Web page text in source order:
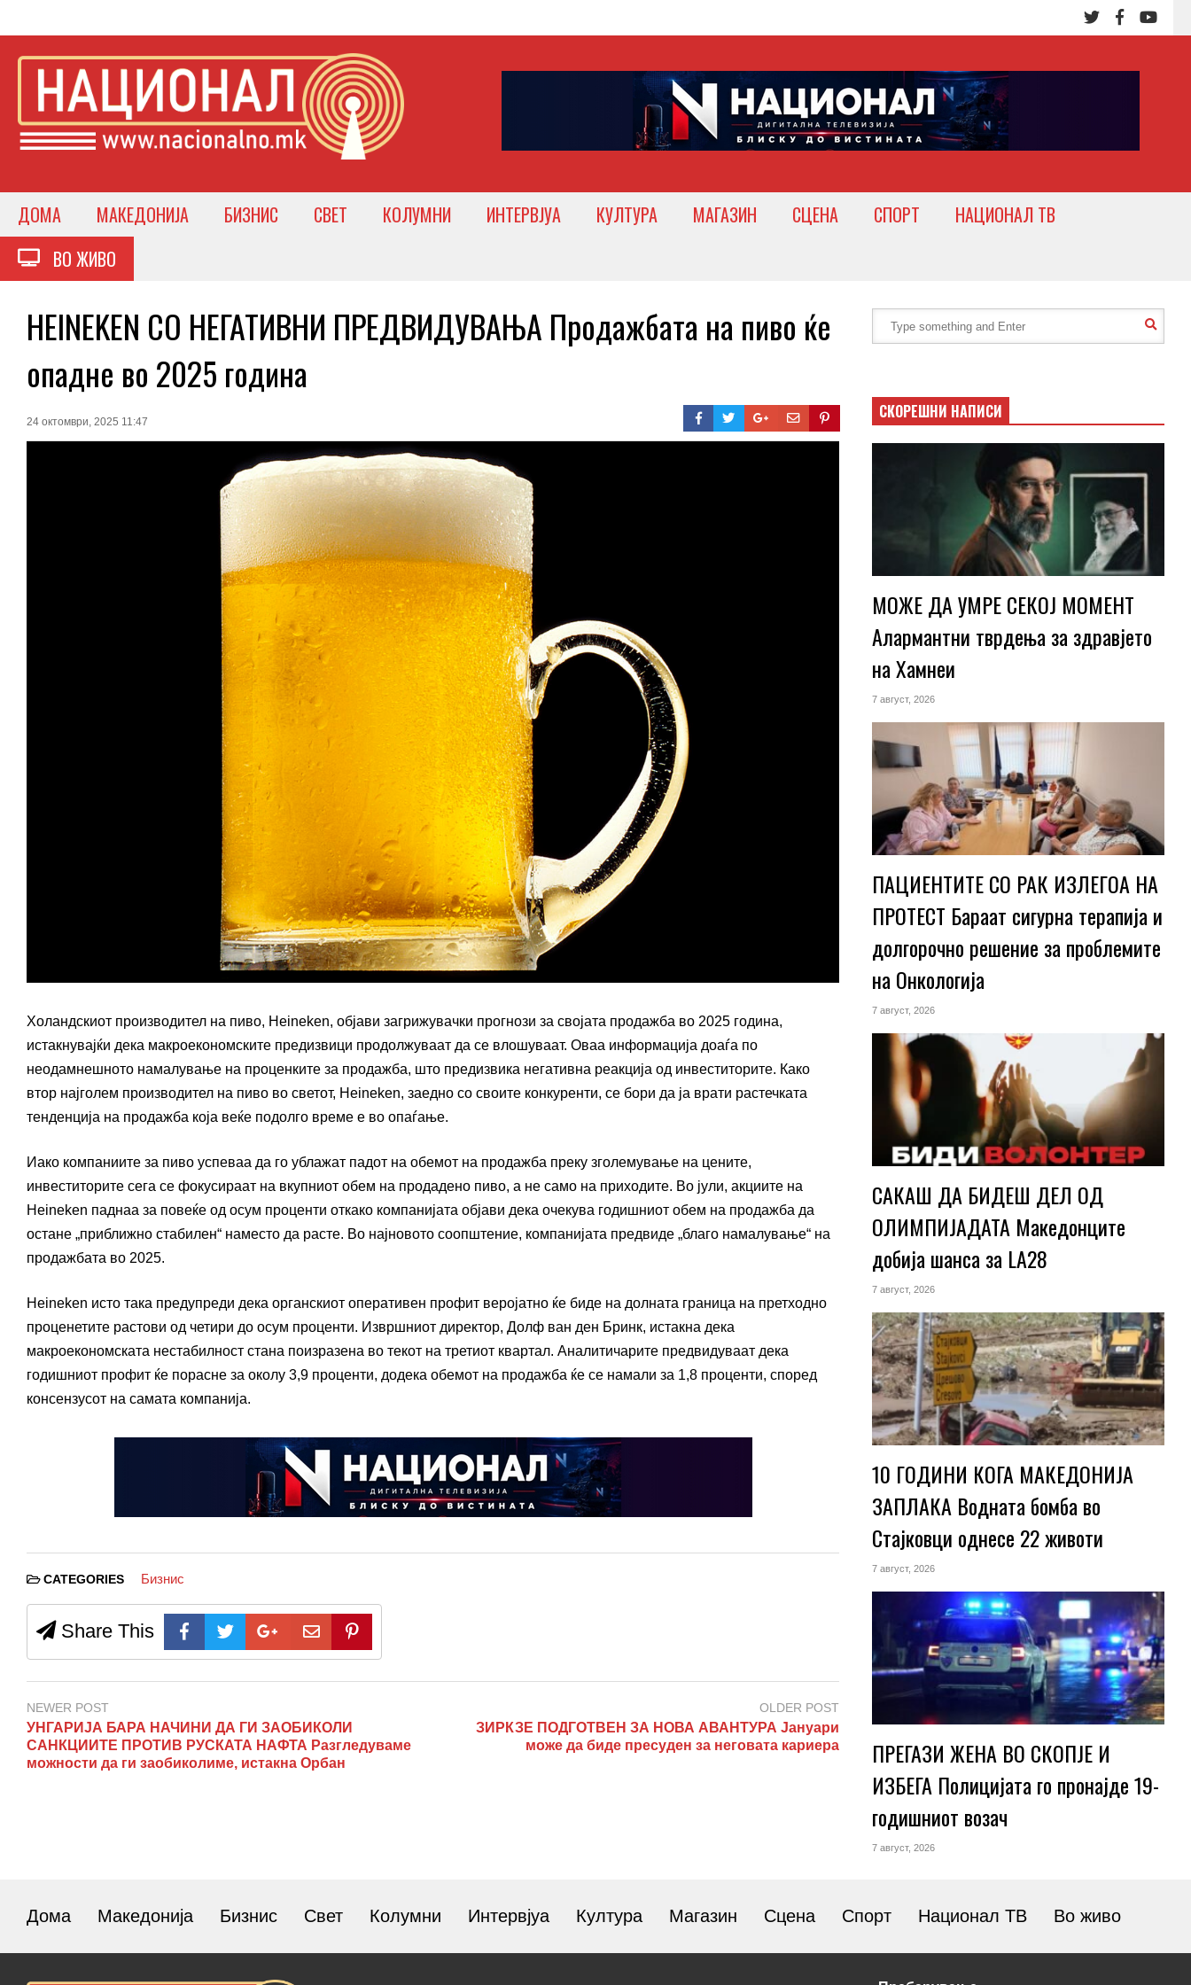
ДОМА МАКЕДОНИЈА БИЗНИС СВЕТ КОЛУМНИ ИНТЕРВЈУА КУЛТУРА МАГАЗИН СЦЕНА СПОРТ
НАЦИОНАЛ ТВ
ВО ЖИВО
HEINEKEN СО НЕГАТИВНИ ПРЕДВИДУВАЊА Продажбата на пиво ќе
опадне во 2025 година
24 октомври, 2025 11:47
Холандскиот производител на пиво, Heineken, објави загрижувачки прогнози за својата продажба во 2025 година,
истакнувајќи дека макроекономските предизвици продолжуваат да се влошуваат. Оваа информација доаѓа по
неодамнешното намалување на проценките за продажба, што предизвика негативна реакција од инвеститорите. Како
втор најголем производител на пиво во светот, Heineken, заедно со своите конкуренти, се бори да ја врати растечката
тенденција на продажба која веќе подолго време е во опаѓање.
Иако компаниите за пиво успеваа да го ублажат падот на обемот на продажба преку зголемување на цените,
инвеститорите сега се фокусираат на вкупниот обем на продадено пиво, а не само на приходите. Во јули, акциите на
Heineken паднаа за повеќе од осум проценти откако компанијата објави дека очекува годишниот обем на продажба да
остане „приближно стабилен“ наместо да расте. Во најновото соопштение, компанијата предвиде „благо намалување“ на
продажбата во 2025.
Heineken исто така предупреди дека органскиот оперативен профит веројатно ќе биде на долната граница на претходно
проценетите растови од четири до осум проценти. Извршниот директор, Долф ван ден Бринк, истакна дека
макроекономската нестабилност стана поизразена во текот на третиот квартал. Аналитичарите предвидуваат дека
годишниот профит ќе порасне за околу 3,9 проценти, додека обемот на продажба ќе се намали за 1,8 проценти, според
консензусот на самата компанија.
CATEGORIES Бизнис
Share This
NEWER POST
УНГАРИЈА БАРА НАЧИНИ ДА ГИ ЗАОБИКОЛИ
САНКЦИИТЕ ПРОТИВ РУСКАТА НАФТА Разгледуваме
можности да ги заобиколиме, истакна Орбан
OLDER POST
ЗИРКЗЕ ПОДГОТВЕН ЗА НОВА АВАНТУРА Јануари
може да биде пресуден за неговата кариера
СКОРЕШНИ НАПИСИ
МОЖЕ ДА УМРЕ СЕКОЈ МОМЕНТ
Алармантни тврдења за здравјето
на Хамнеи
7 август, 2026
ПАЦИЕНТИТЕ СО РАК ИЗЛЕГОА НА
ПРОТЕСТ Бараат сигурна терапија и
долгорочно решение за проблемите
на Онкологија
7 август, 2026
САКАШ ДА БИДЕШ ДЕЛ ОД
ОЛИМПИЈАДАТА Македонците
добија шанса за LA28
7 август, 2026
10 ГОДИНИ КОГА МАКЕДОНИЈА
ЗАПЛАКА Водната бомба во
Стајковци однесе 22 животи
7 август, 2026
ПРЕГАЗИ ЖЕНА ВО СКОПЈЕ И
ИЗБЕГА Полицијата го пронајде 19-
годишниот возач
7 август, 2026
Дома Македонија Бизнис Свет Колумни Интервјуа Култура Магазин Сцена Спорт Национал ТВ Во живо